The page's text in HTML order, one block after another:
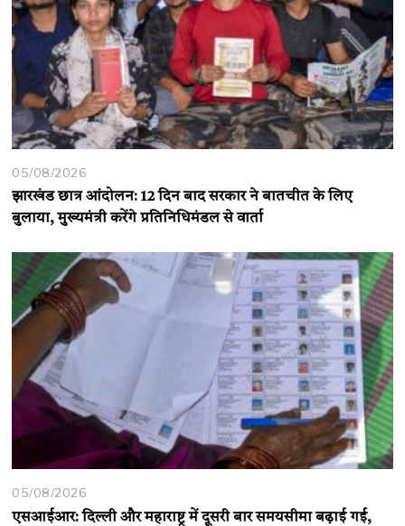
05/08/2026
झारखंड छात्र आंदोलन: 12 दिन बाद सरकार ने बातचीत के लिए
बुलाया, मुख्यमंत्री करेंगे प्रतिनिधिमंडल से वार्ता
05/08/2026
एसआईआर: दिल्ली और महाराष्ट्र में दूसरी बार समयसीमा बढ़ाई गई,